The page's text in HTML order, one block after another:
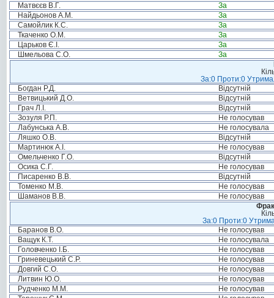
Матвєєв В.Г.
За
Найдьонов А.М.
За
Самойлик К.С.
За
Ткаченко О.М.
За
Царьков Є.І.
За
Шмельова С.О.
За
За:0 Проти:0
Богдан Р.Д.
Відсутній
Ветвицький Д.О.
Відсутній
Грач Л.І.
Відсутній
Зозуля Р.П.
Не голосував
Лабунська А.В.
Не голосувала
Ляшко О.В.
Відсутній
Мартинюк А.І.
Не голосував
Омельченко Г.О.
Відсутній
Осика С.Г.
Не голосував
Писаренко В.В.
Відсутній
Томенко М.В.
Не голосував
Шаманов В.В.
Не голосував
За:0 Проти:0
Баранов В.О.
Не голосував
Ващук К.Т.
Не голосувала
Головченко І.Б.
Не голосував
Гриневецький С.Р.
Не голосував
Довгий С.О.
Не голосував
Литвин Ю.О.
Не голосував
Рудченко М.М.
Не голосував